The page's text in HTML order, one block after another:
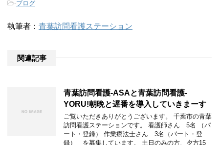
-ブログ
執筆者： 青葉訪問看護ステーション
関連記事
青葉訪問看護-ASAと青葉訪問看護-
YORU!朝晩と遅番を導入していきまーす
ご覧いただきありがとうございます。 千葉市の青葉
訪問看護ステーションです。 看護師さん 5名 （パ
ート・登録） 作業療法士さん 3名（パート・登
録） を募集しています。 土日のみの方、夕方15